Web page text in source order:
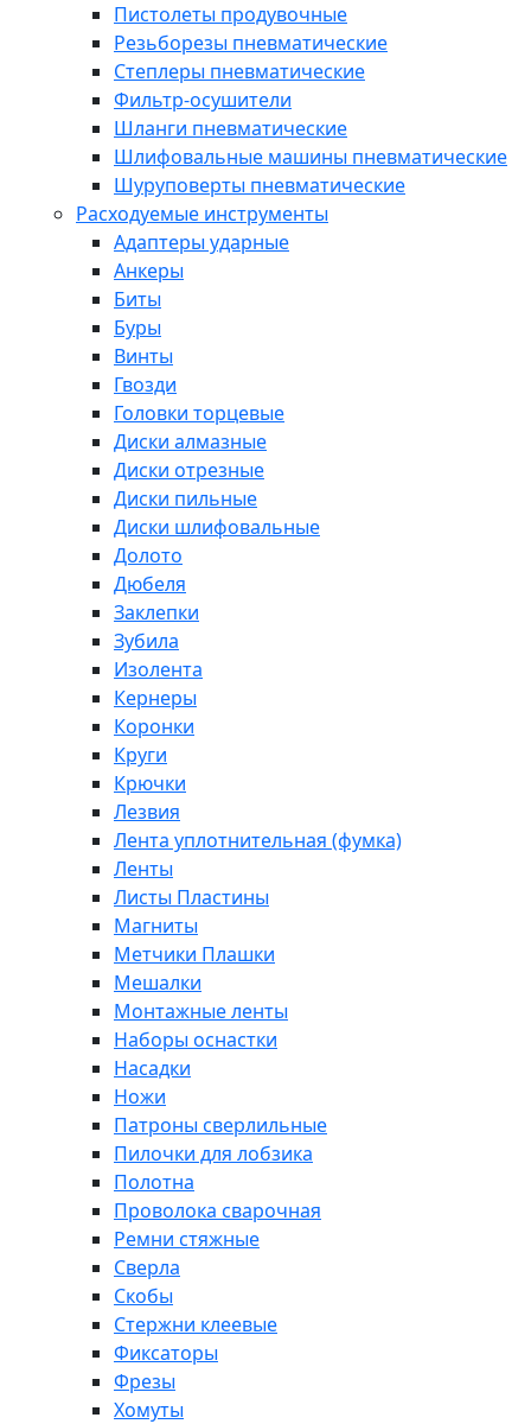
Пистолеты продувочные
Резьборезы пневматические
Степлеры пневматические
Фильтр-осушители
Шланги пневматические
Шлифовальные машины пневматические
Шуруповерты пневматические
Расходуемые инструменты
Адаптеры ударные
Анкеры
Биты
Буры
Винты
Гвозди
Головки торцевые
Диски алмазные
Диски отрезные
Диски пильные
Диски шлифовальные
Долото
Дюбеля
Заклепки
Зубила
Изолента
Кернеры
Коронки
Круги
Крючки
Лезвия
Лента уплотнительная (фумка)
Ленты
Листы Пластины
Магниты
Метчики Плашки
Мешалки
Монтажные ленты
Наборы оснастки
Насадки
Ножи
Патроны сверлильные
Пилочки для лобзика
Полотна
Проволока сварочная
Ремни стяжные
Сверла
Скобы
Стержни клеевые
Фиксаторы
Фрезы
Хомуты